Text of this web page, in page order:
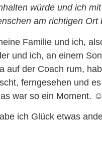
würde und ich
am richtigen Ort
Familie und ich,
und ich, an einem
auf der Coach rum,
ferngesehen und
war so ein Moment. ☺
ich Glück etwas